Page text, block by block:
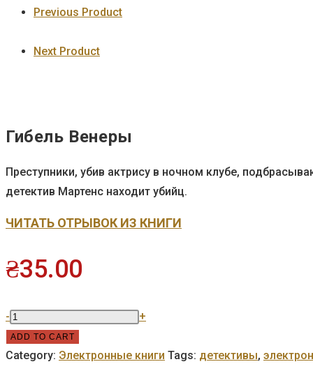
Previous Product
Next Product
Гибель Венеры
Преступники, убив актрису в ночном клубе,
детектив Мартенс находит убийц.
ЧИТАТЬ ОТРЫВОК ИЗ КНИГИ
₴35.00
Гибель
Венеры
quantity
- +
ADD TO CART
Category: Электронные книги Tags: детективы,